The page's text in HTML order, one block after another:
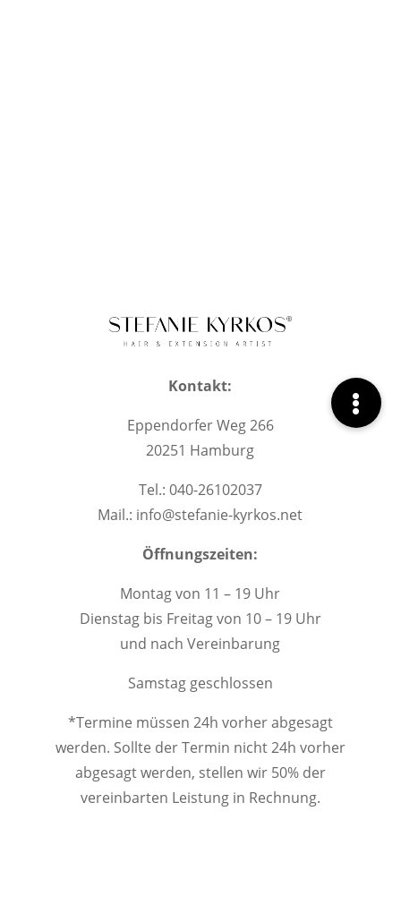
Kontakt:
Eppendorfer Weg 266
20251 Hamburg
Tel.: 040-26102037
Mail.: info@stefanie-kyrkos.net
Öffnungszeiten:
Montag von 11 – 19 Uhr
Dienstag bis Freitag von 10 – 19 Uhr
und nach Vereinbarung
Samstag geschlossen
*Termine müssen 24h vorher abgesagt
werden. Sollte der Termin nicht 24h vorher
abgesagt werden, stellen wir 50% der
vereinbarten Leistung in Rechnung.